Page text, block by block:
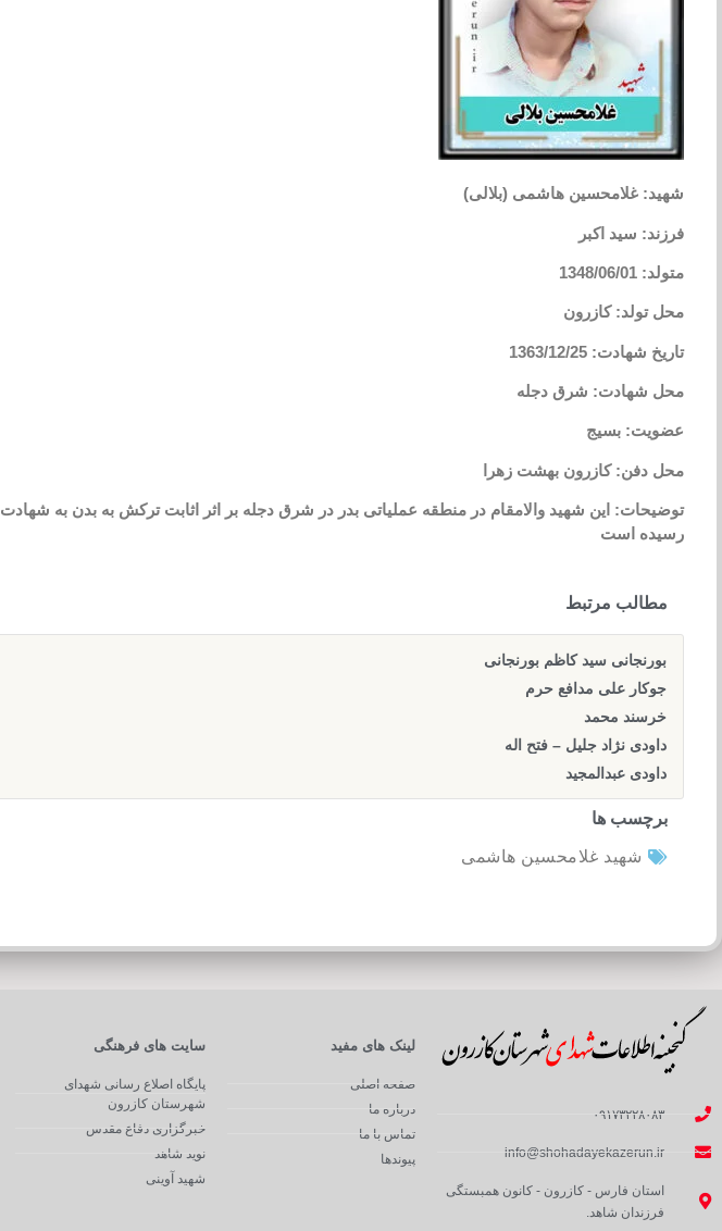
شهید: غلامحسین هاشمی (بلالی)
فرزند: سید اکبر
متولد: 1348/06/01
محل تولد: کازرون
تاریخ شهادت: 1363/12/25
محل شهادت: شرق دجله
عضویت: بسیج
محل دفن: کازرون بهشت زهرا
توضیحات: این شهید والامقام در منطقه عملیاتی بدر در شرق دجله بر اثر اثابت ترکش به بدن به شهادت
رسیده است
مطالب مرتبط
بورنجانی سید کاظم بورنجانی
جوکار علی مدافع حرم
خرسند محمد
داودی نژاد جلیل – فتح اله
داودی عبدالمجید
برچسب ها
شهید غلامحسین هاشمی
۰۹۱۷۳۲۲۸۰۸۳
info@shohadayekazerun.ir
استان فارس - کازرون - کانون همبستگی
فرزندان شاهد.
لینک های مفید
صفحه اصلی
درباره ما
تماس با ما
پیوندها
سایت های فرهنگی
پایگاه اصلاع رسانی شهدای
شهرستان کازرون
خبرگزاری دفاع مقدس
نوید شاهد
شهید آوینی